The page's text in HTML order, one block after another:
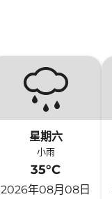
星期六
小雨
35°C
2026年08月08日